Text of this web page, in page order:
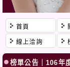
首頁
線上洽詢
榜單公告｜106年